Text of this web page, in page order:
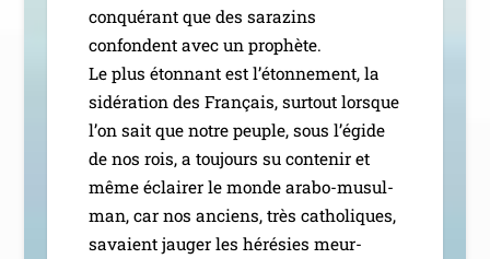
conqué­rant que des sara­zins
confondent avec un pro­phète.
Le plus éton­nant est l’é­ton­ne­ment, la
sidé­ra­tion des Français, sur­tout lorsque
l’on sait que notre peuple, sous l’é­gide
de nos rois, a tou­jours su conte­nir et
même éclai­rer le monde ara­­bo-musul­­
man, car nos anciens, très catho­liques,
savaient jau­ger les héré­sies meur­